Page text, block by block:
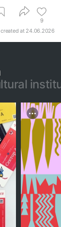
in design
9
at 24.06.2026